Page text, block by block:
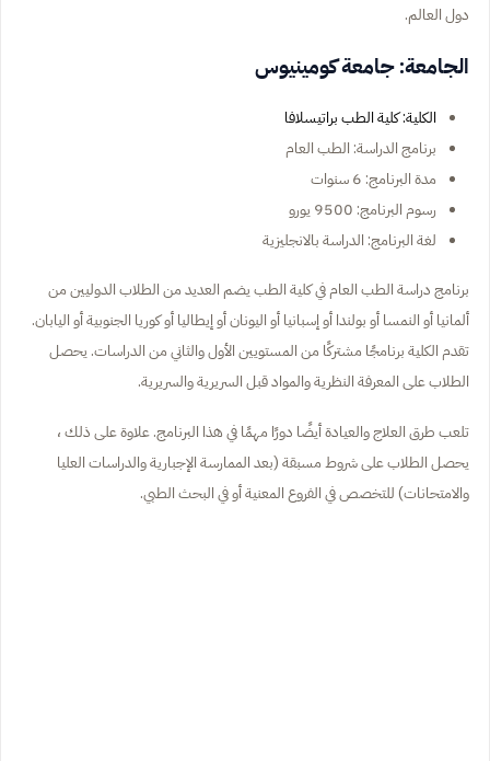
دول العالم.
الجامعة: جامعة كومينيوس
الكلية: كلية الطب براتيسلافا
برنامج الدراسة: الطب العام
مدة البرنامج: 6 سنوات
رسوم البرنامج: 9500 يورو
لغة البرنامج: الدراسة بالانجليزية
برنامج دراسة الطب العام في كلية الطب يضم العديد من الطلاب الدوليين من
ألمانيا أو النمسا أو بولندا أو إسبانيا أو اليونان أو إيطاليا أو كوريا الجنوبية أو اليابان.
تقدم الكلية برنامجًا مشتركًا من المستويين الأول والثاني من الدراسات. يحصل
الطلاب على المعرفة النظرية والمواد قبل السريرية والسريرية.
تلعب طرق العلاج والعيادة أيضًا دورًا مهمًا في هذا البرنامج. علاوة على ذلك ،
يحصل الطلاب على شروط مسبقة (بعد الممارسة الإجبارية والدراسات العليا
والامتحانات) للتخصص في الفروع المعنية أو في البحث الطبي.